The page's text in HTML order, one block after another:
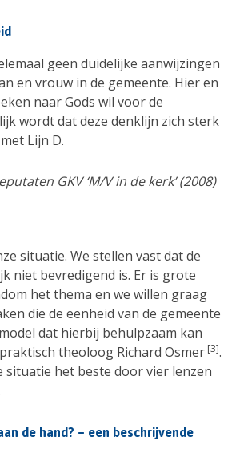
geen duidelijke aanwijzingen
en vrouw in de gemeente. Hier en
naar Gods wil voor de
wordt dat deze denklijn zich sterk
Lijn D.
GKV ‘M/V in de kerk’ (2008)
situatie. We stellen vast dat de
niet bevredigend is. Er is grote
het thema en we willen graag
die de eenheid van de gemeente
dat hierbij behulpzaam kan
theoloog Richard Osmer [3].
situatie het beste door vier lenzen
de hand? – een beschrijvende